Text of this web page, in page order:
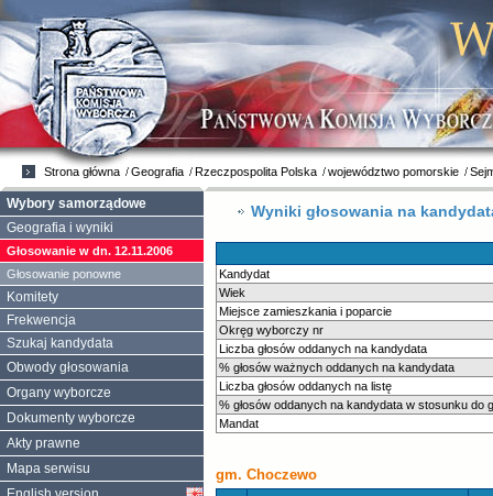
Wyniki głosowania na
Kandydat
Wiek
Miejsce zamieszkania i poparcie
Okręg wyborczy nr
Liczba głosów oddanych na kandydata
% głosów ważnych oddanych na kandydata
Liczba głosów oddanych na listę
% głosów oddanych na kandydata w stosunku do
Mandat
gm. Choczewo
Strona główna Geografia Rzeczpospolita Polska województwo pomorskie
Wybory samorządowe
Geografia i wyniki
Głosowanie w dn. 12.11.2006
Głosowanie ponowne
Komitety
Frekwencja
Szukaj kandydata
Obwody głosowania
Organy wyborcze
Dokumenty wyborcze
Akty prawne
Mapa serwisu